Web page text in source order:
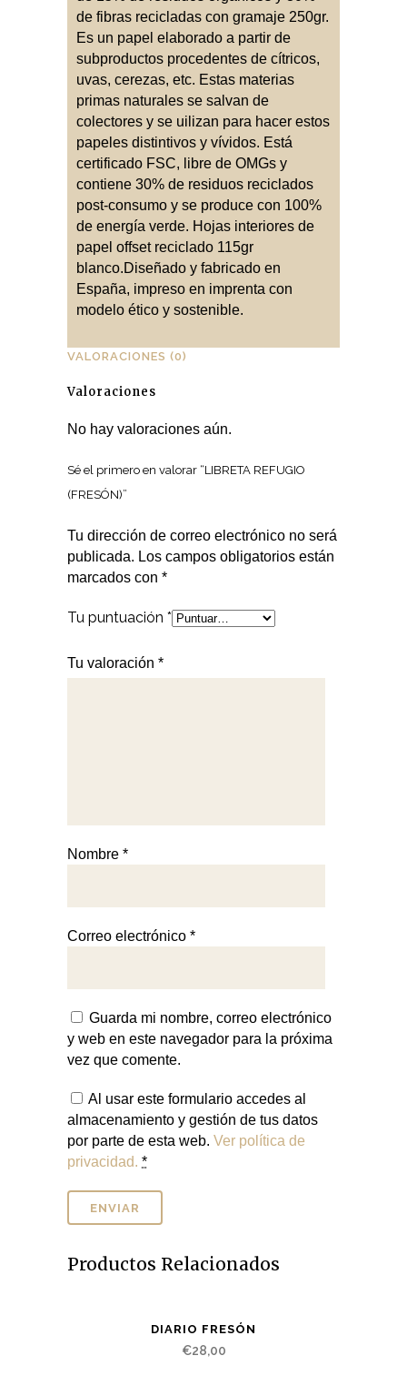
de fibras recicladas con gramaje 250gr.
Es un papel elaborado a partir de
subproductos procedentes de cítricos,
uvas, cerezas, etc. Estas materias
primas naturales se salvan de
colectores y se uilizan para hacer estos
papeles distintivos y vívidos. Está
certificado FSC, libre de OMGs y
contiene 30% de residuos reciclados
post-consumo y se produce con 100%
de energía verde. Hojas interiores de
papel offset reciclado 115gr
blanco.Diseñado y fabricado en
España, impreso en imprenta con
modelo ético y sostenible.
VALORACIONES (0)
Valoraciones
No hay valoraciones aún.
Sé el primero en valorar “LIBRETA REFUGIO
(FRESÓN)”
Tu dirección de correo electrónico no será
publicada. Los campos obligatorios están
marcados con *
Tu puntuación *
Tu valoración *
Nombre *
Correo electrónico *
Guarda mi nombre, correo electrónico
y web en este navegador para la próxima
vez que comente.
Al usar este formulario accedes al
almacenamiento y gestión de tus datos
por parte de esta web. Ver política de
privacidad. *
Productos Relacionados
DIARIO FRESÓN
€28,00